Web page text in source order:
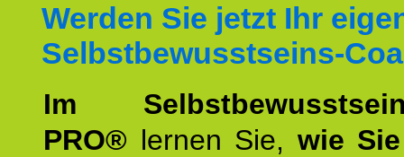
Werden Sie jetzt Ihr
Selbstbewusstseins-
Im
PRO® lernen Sie, wie